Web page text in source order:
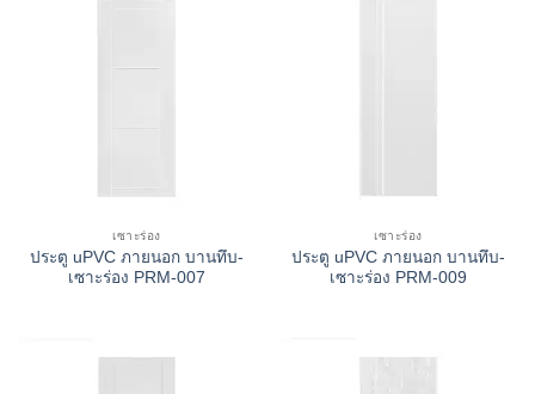
เซาะร่อง
ประตู uPVC ภายนอก บานทึบ-
เซาะร่อง PRM-007
เซาะร่อง
ประตู uPVC ภายนอก บานทึบ-
เซาะร่อง PRM-009